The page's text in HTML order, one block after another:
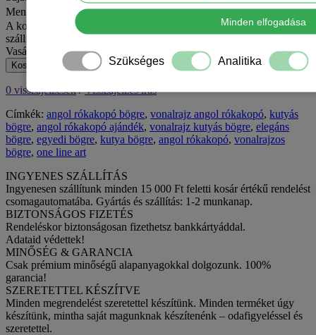
Mennyiség
A kosár jelenlegi értékével még 15 000 Ft hiányzik az ingyenes
szállításhoz MPL csomagpontra vagy automatába.
Vasárnap van – hétfőn adjuk fel.
Kosárba
0 visszajelzések/Visszajelzés írás
Címkék: angol rókakopó bögre, vonalrajz angol rókakopó, kutyás
bögre, angol rókakopó ajándék, vonalrajz kutyás bögre, elegáns
bögre, egyedi bögre, kutya bögre, angol rókakopó, vonalrajzos
bögre, one line art
INGYENES SZÁLLÍTÁS
Ingyenesen szállítunk minden 15 000 Ft feletti kosár értékű rendelést
csomagautomatába. Gyártás és szállítás: 1-2 munkanap.
BIZTONSÁGOS FIZETÉS
Rendeléskor biztonságosan fizethetsz bankkártyáddal.
Adataid védettek!
MINŐSÉG & GARANCIA
Csak prémium minőségű alapanyagokkal dolgozunk. 100%
garancia!
SZERETETTEL KÉSZÍTVE
Minden megrendelést szeretettel készítünk. Minden terméket úgy
készítünk, mintha saját magunknak készítenénk – odafigyeléssel és
szeretettel.
Minden elfogadása
Szükséges Analitika